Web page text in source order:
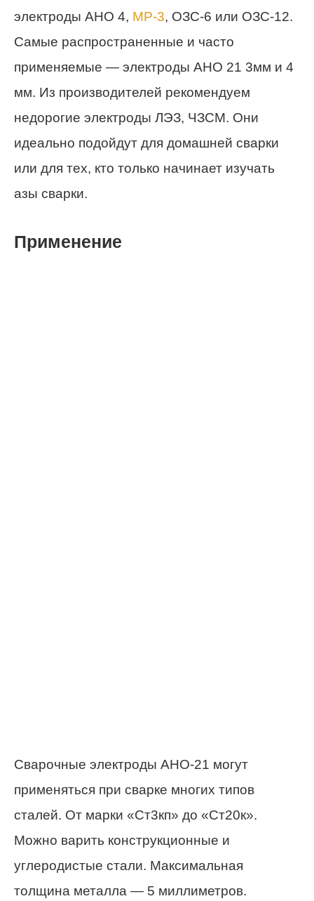
электроды АНО 4, МР-3, ОЗС-6 или ОЗС-12.
Самые распространенные и часто
применяемые — электроды АНО 21 3мм и 4
мм. Из производителей рекомендуем
недорогие электроды ЛЭЗ, ЧЗСМ. Они
идеально подойдут для домашней сварки
или для тех, кто только начинает изучать
азы сварки.
Применение
Сварочные электроды АНО-21 могут
применяться при сварке многих типов
сталей. От марки «Ст3кп» до «Ст20к».
Можно варить конструкционные и
углеродистые стали. Максимальная
толщина металла — 5 миллиметров.